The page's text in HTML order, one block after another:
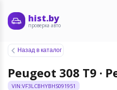
hist.by
проверка авто
Назад в каталог
Peugeot 308 T9 ·
VIN:VF3LCBHYBHS091951